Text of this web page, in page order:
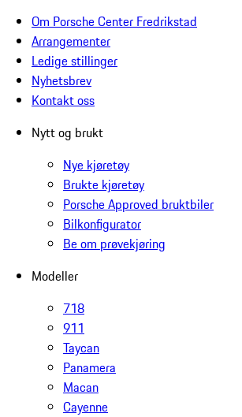
Om Porsche Center Fredrikstad
Arrangementer
Ledige stillinger
Nyhetsbrev
Kontakt oss
Nytt og brukt
Nye kjøretøy
Brukte kjøretøy
Porsche Approved bruktbiler
Bilkonfigurator
Be om prøvekjøring
Modeller
718
911
Taycan
Panamera
Macan
Cayenne